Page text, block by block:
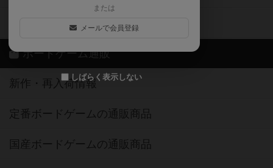
または
メールで会員登録
しばらく表示しない
ボドゲーマご利用案内
ボードゲーム通販
新作・再入荷情報
定番ボードゲームの通販商品
国産ボードゲームの通販商品